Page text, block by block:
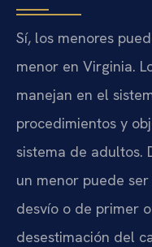
Sí, los menores
menor en Virginia.
manejan en el
procedimientos y
sistema de adultos.
un menor puede
desvío o de primer
desestimación del